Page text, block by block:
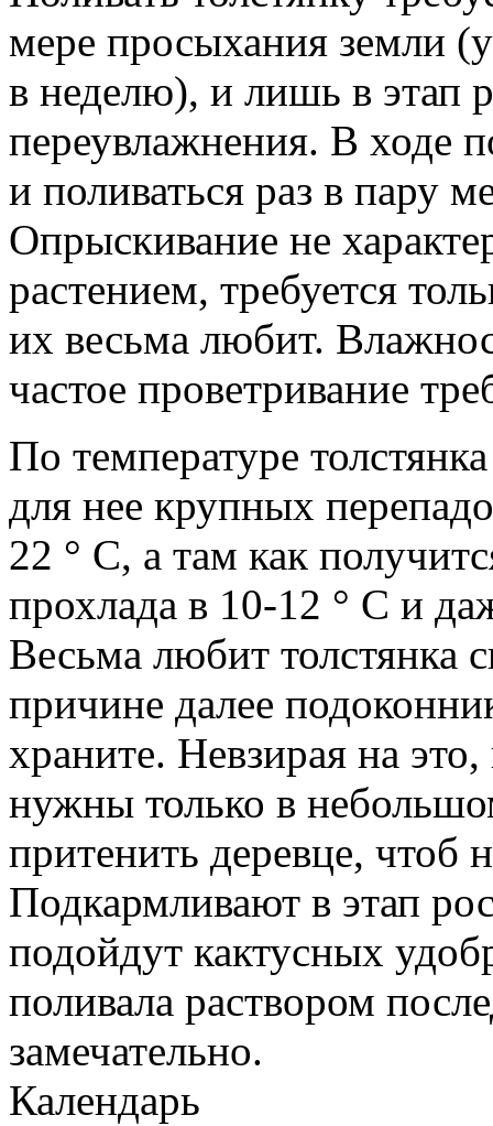
мере просыхания земли
в неделю), и лишь в этап
переувлажнения. В ходе
и поливаться раз в пару
Опрыскивание не
растением, требуется
их весьма любит.
частое проветривание
По температуре
для нее крупных
22 ° С, а там как
прохлада в 10-12 ° С и
Весьма любит толстянка
причине далее
храните. Невзирая на
нужны только в
притенить деревце, чтоб
Подкармливают в этап
подойдут кактусных
поливала раствором
замечательно.
Календарь